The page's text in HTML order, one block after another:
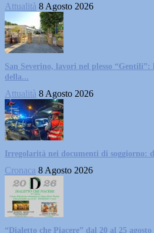
Attualità 8 Agosto 2026
San Severino, lavori nel plesso “Gentili”:
della...
Attualità 8 Agosto 2026
Irregolarità nei documenti di soggiorno:
Cronaca 8 Agosto 2026
“Dialetto che Piacere” dal 20 al 25